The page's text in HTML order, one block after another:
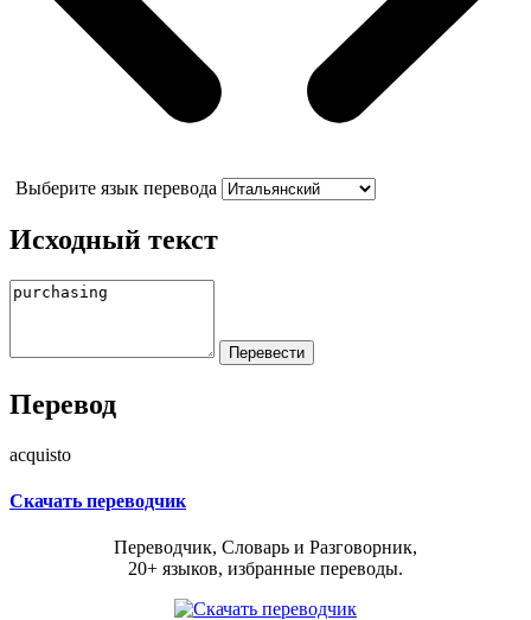
Выберите язык перевода
Исходный текст
Перевод
acquisto
Скачать переводчик
Переводчик, Словарь и Разговорник,
20+ языков, избранные переводы.